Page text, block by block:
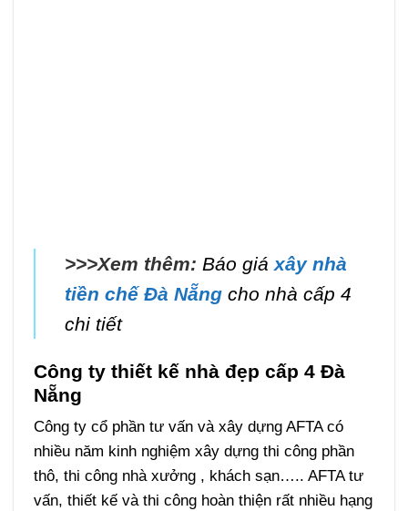
>>>Xem thêm: Báo giá xây nhà
tiền chế Đà Nẵngcho nhà cấp 4
chi tiết
Công ty thiết kế nhà đẹp cấp 4 Đà
Nẵng
Công ty cổ phần tư vấn và xây dựng AFTA có
nhiều năm kinh nghiệm xây dựng thi công phần
thô, thi công nhà xưởng , khách sạn….. AFTA tư
vấn, thiết kế và thi công hoàn thiện rất nhiều hạng